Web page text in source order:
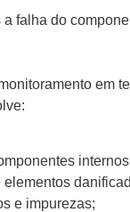
falha do
em
e impurezas;